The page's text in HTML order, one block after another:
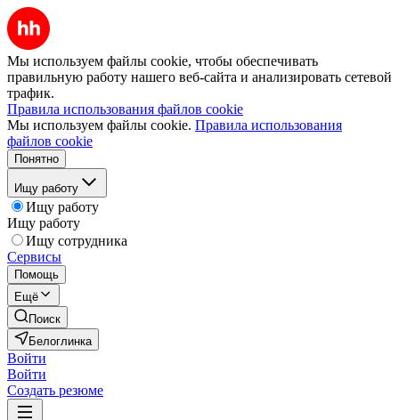
Мы используем файлы cookie, чтобы обеспечивать
правильную работу нашего веб-сайта и анализировать сетевой
трафик.
Правила использования файлов cookie
Мы используем файлы cookie. Правила использования
файлов cookie
Понятно
Ищу работу
Ищу работу
Ищу работу
Ищу сотрудника
Сервисы
Помощь
Ещё
Поиск
Белоглинка
Войти
Войти
Создать резюме